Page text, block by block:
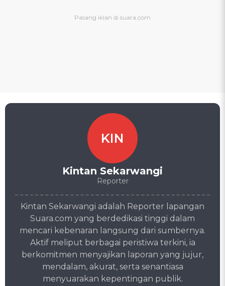
KIN
Kintan Sekarwangi
Reporter
Kintan Sekarwangi adalah Reporter lapangan
Suara.com yang berdedikasi tinggi dalam
mencari kebenaran langsung dari sumbernya.
Aktif meliput berbagai peristiwa terkini, ia
berkomitmen menyajikan laporan yang jujur,
mendalam, akurat, serta senantiasa
menyuarakan kepentingan publik.